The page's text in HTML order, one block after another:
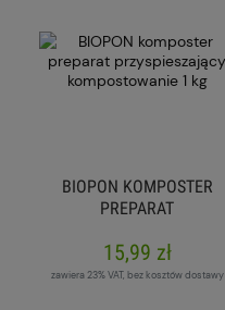
BIOPON KOMPOSTER
PREPARAT
KOMPOSTOWANIE 1 KG
15,99 zł
zawiera 23% VAT, bez kosztów dostawy